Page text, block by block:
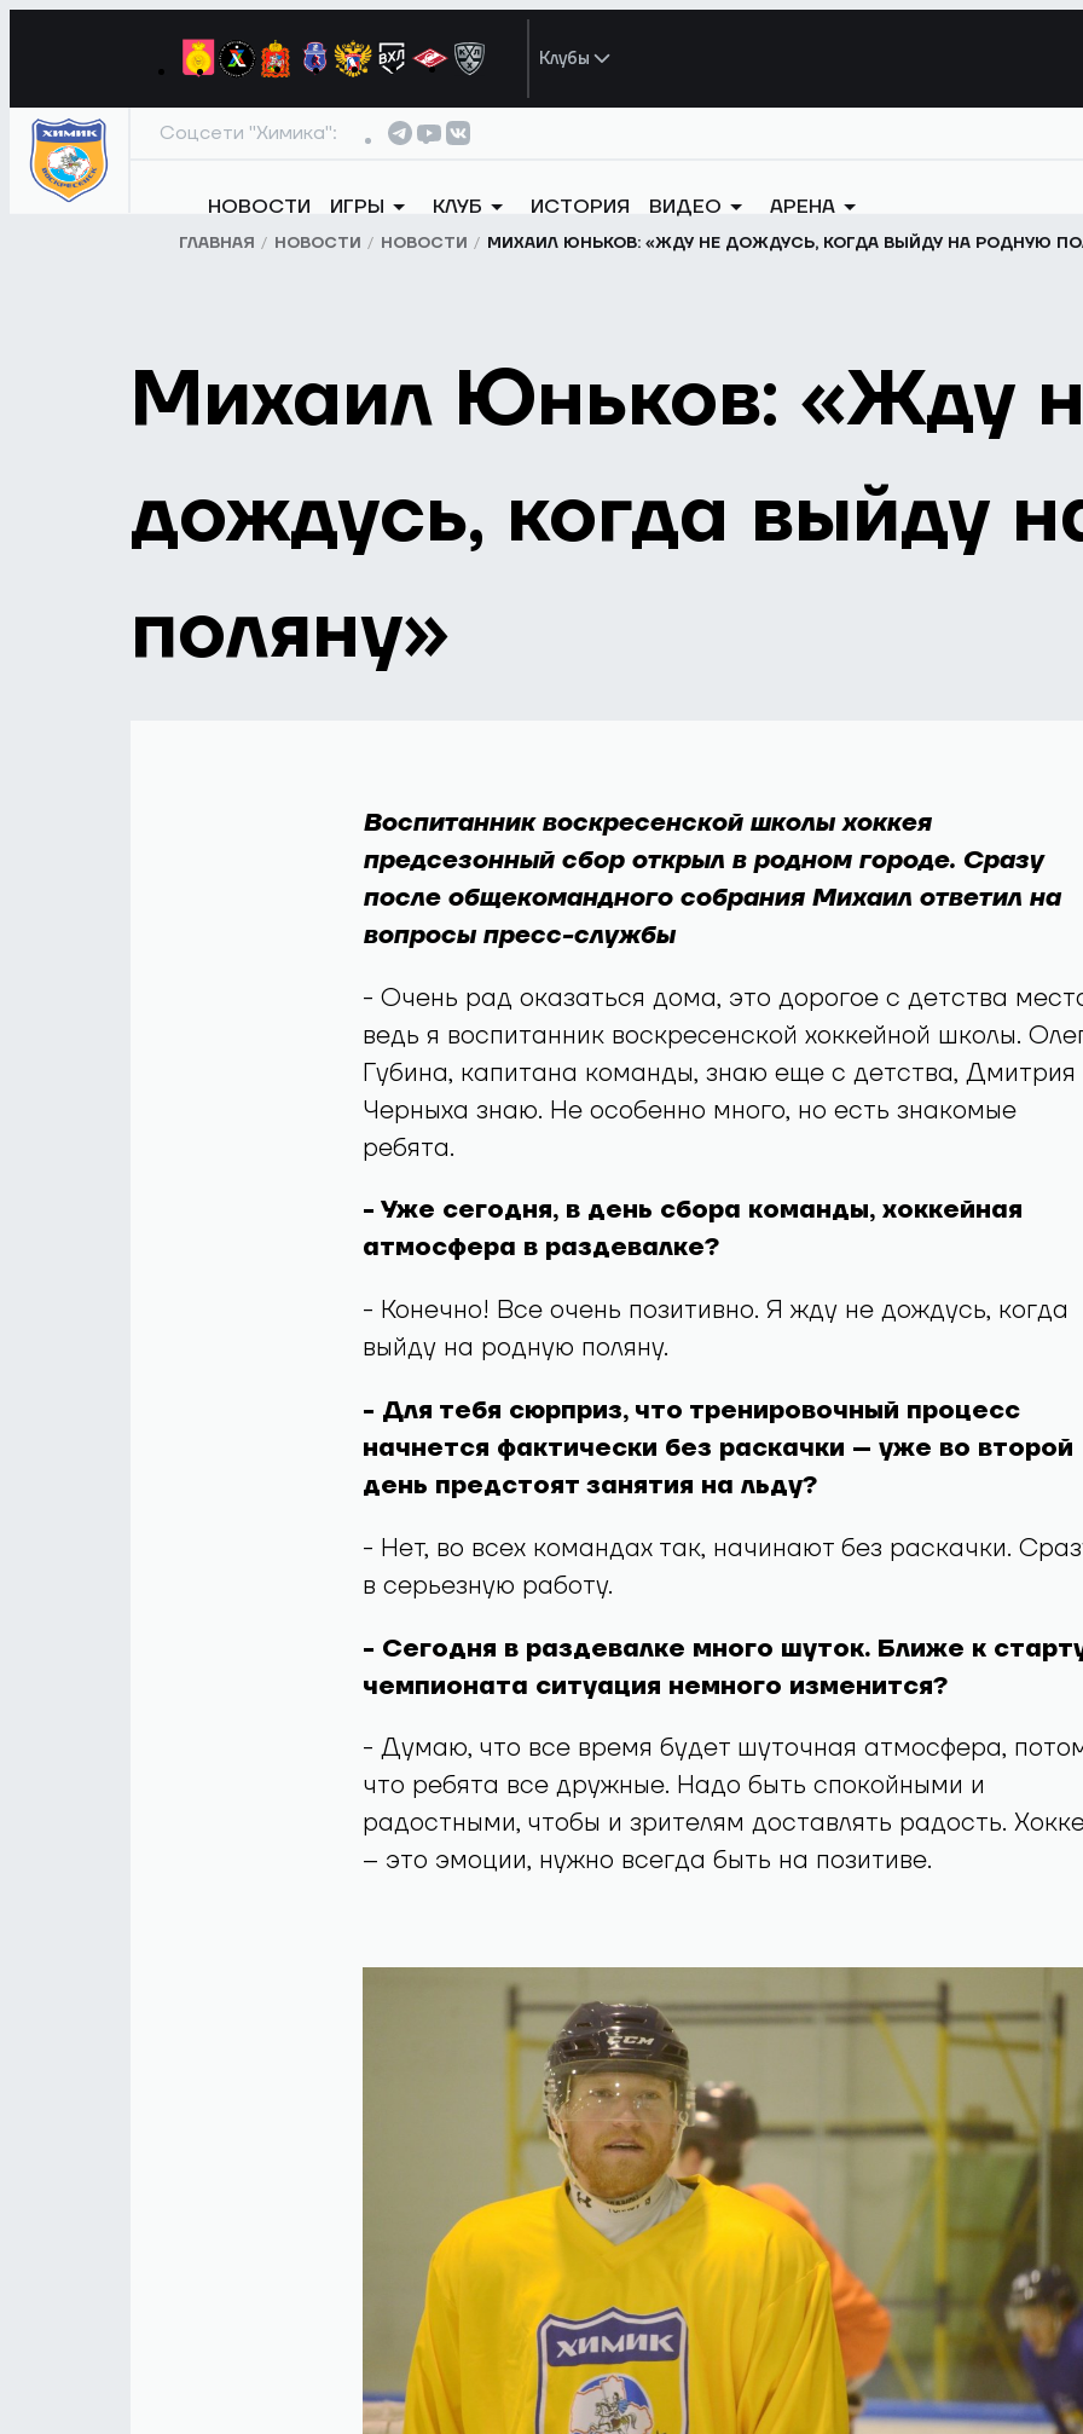
Клубы
Соцсети "Химика":
НОВОСТИ ИГРЫ КЛУБ ИСТОРИЯ ВИДЕО АРЕНА
ГЛАВНАЯ НОВОСТИ НОВОСТИ МИХАИЛ ЮНЬКОВ: «ЖДУ НЕ ДОЖДУСЬ, КОГДА ВЫЙДУ НА РОДНУЮ
Михаил Юньков: «Жду
дождусь, когда выйду
поляну»
Воспитанник воскресенской школы хоккея
предсезонный сбор открыл в родном городе. Сразу
после общекомандного собрания Михаил ответил на
вопросы пресс-службы
- Очень рад оказаться дома, это дорогое с детства
ведь я воспитанник воскресенской хоккейной школы.
Губина, капитана команды, знаю еще с детства, Дмитрия
Черныха знаю. Не особенно много, но есть знакомые
ребята.
- Уже сегодня, в день сбора команды, хоккейная
атмосфера в раздевалке?
- Конечно! Все очень позитивно. Я жду не дождусь, когда
выйду на родную поляну.
- Для тебя сюрприз, что тренировочный процесс
начнется фактически без раскачки – уже во второй
день предстоят занятия на льду?
- Нет, во всех командах так, начинают без раскачки.
в серьезную работу.
- Сегодня в раздевалке много шуток. Ближе к
чемпионата ситуация немного изменится?
- Думаю, что все время будет шуточная атмосфера,
что ребята все дружные. Надо быть спокойными и
радостными, чтобы и зрителям доставлять радость.
– это эмоции, нужно всегда быть на позитиве.